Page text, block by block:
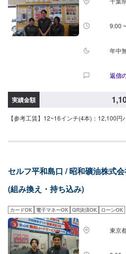
9:00
年中
返信
実績金額
【参考工賃】12~16インチ(4本)：12,100
セルフ平和島口 / 昭和礦油株式
(組み換え・持ち込み)
カードOK 電子マネーOK QR決済OK ローンOK
東京